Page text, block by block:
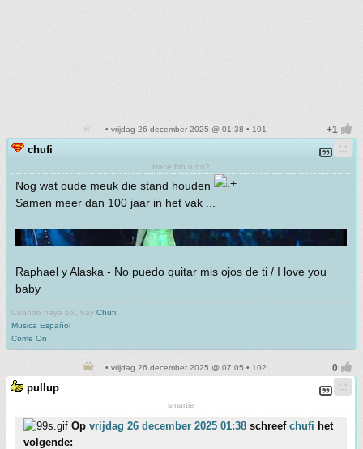
• vrijdag 26 december 2025 @ 01:38 • 101
chufi
Hace frio o no?
Nog wat oude meuk die stand houden
Samen meer dan 100 jaar in het vak ...
Raphael y Alaska - No puedo quitar mis ojos de ti / I love you
baby
Cuando haya sol, hay Chufi
Musica Español
Come On
• vrijdag 26 december 2025 @ 07:05 • 102
pullup
smartie
Op vrijdag 26 december 2025 01:38 schreef chufi het
volgende: